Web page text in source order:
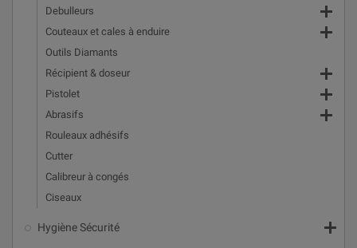
Debulleurs 
Couteaux et cales à enduire 
Outils Diamants
Récipient & doseur

Pistolet 
Abrasifs 
Rouleaux adhésifs
Cutter
Calibreur à congés
Ciseaux
Hygiène Sécurité 